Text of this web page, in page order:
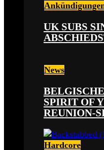
UK SUBS
News
SPIRIT OF
REUNION-
Hardcore